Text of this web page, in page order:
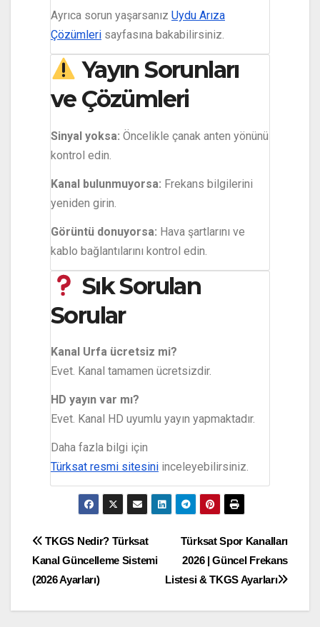
Ayrıca sorun yaşarsanız Uydu Arıza
Çözümleri sayfasına bakabilirsiniz.
Yayın Sorunları
ve Çözümleri
Sinyal yoksa: Öncelikle çanak anten yönünü
kontrol edin.
Kanal bulunmuyorsa: Frekans bilgilerini
yeniden girin.
Görüntü donuyorsa: Hava şartlarını ve
kablo bağlantılarını kontrol edin.
Sık Sorulan
Sorular
Kanal Urfa ücretsiz mi?
Evet. Kanal tamamen ücretsizdir.
HD yayın var mı?
Evet. Kanal HD uyumlu yayın yapmaktadır.
Daha fazla bilgi için
Türksat resmi sitesini inceleyebilirsiniz.
Türksat Spor Kanalları
2026 | Güncel Frekans
Listesi & TKGS Ayarları
TKGS Nedir? Türksat
Kanal Güncelleme Sistemi
(2026 Ayarları)